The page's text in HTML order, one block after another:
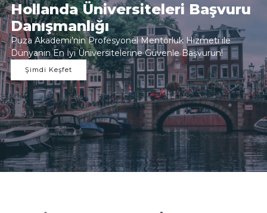
Hollanda Üniversiteleri Başvuru
Danışmanlığı
Puza Akademi’nin Profesyonel Mentörluk Hizmeti ile
Dünyanın En İyi Üniversitelerine Güvenle Başvurun!
Şimdi Keşfet